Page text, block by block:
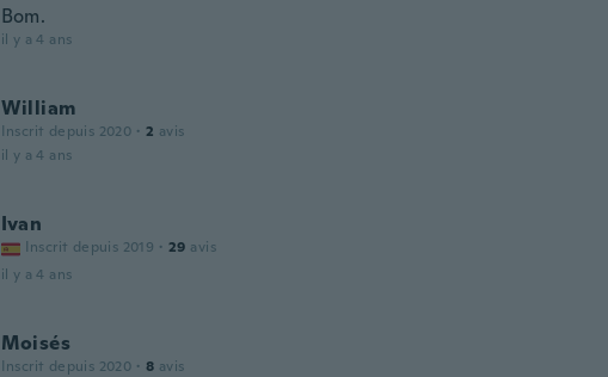
Bom.
il y a 4 ans
William
Inscrit depuis 2020 · 2 avis
il y a 4 ans
Ivan
Inscrit depuis 2019 · 29 avis
il y a 4 ans
Moisés
Inscrit depuis 2020 · 8 avis